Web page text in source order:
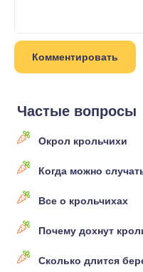
Частые вопросы
Окрол крольчихи
Когда можно
Все о крольчихах
Почему дохнут
Сколько длится